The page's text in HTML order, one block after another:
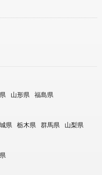
山形県
福島県
県 栃木県 群馬県
山梨県